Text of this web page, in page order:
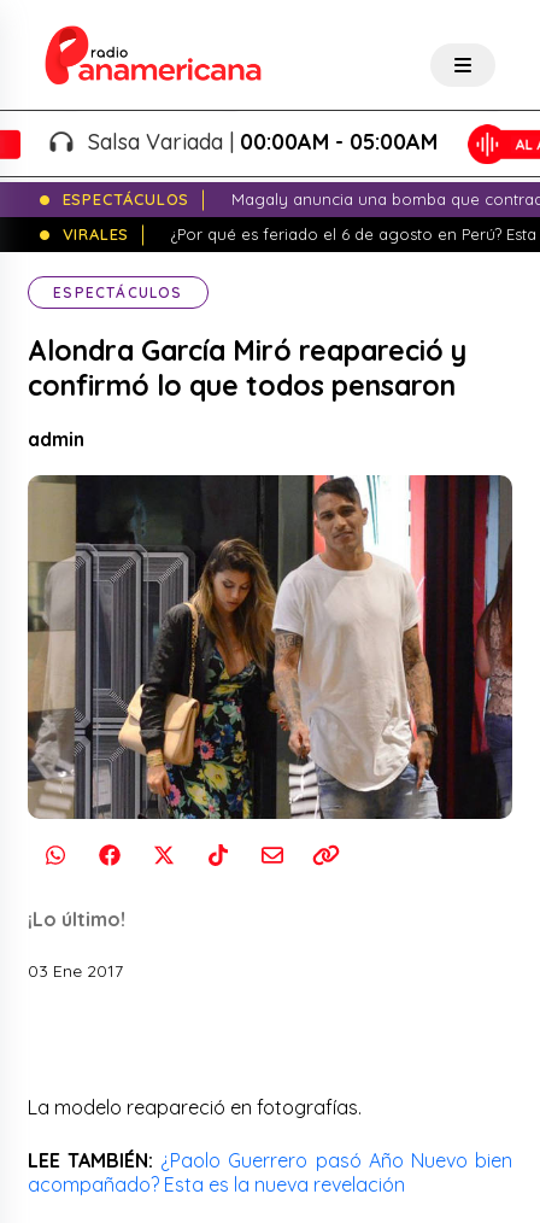
Salsa Variada |00:00AM - 05:00AM
ESPECTÁCULOS
Magaly anuncia una bomba que
VIRALES
¿Por qué es feriado el 6 de agosto en Perú?
ESPECTÁCULOS
Alondra García Miró reapareció y
confirmó lo que todos pensaron
admin
¡Lo último!
03 Ene 2017
La modelo reapareció en fotografías.
LEE TAMBIÉN: ¿Paolo Guerrero pasó Año Nuevo bien
acompañado? Esta es la nueva revelación